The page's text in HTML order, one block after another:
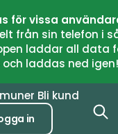
för vissa
från sin telefon i
laddar all
laddas ned igen!
Bli kund
in